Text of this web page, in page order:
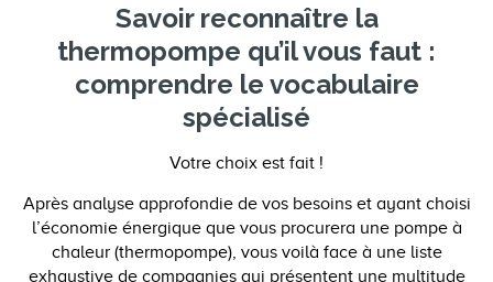
Savoir reconnaître la
thermopompe qu’il vous faut :
comprendre le vocabulaire
spécialisé
Votre choix est fait !
Après analyse approfondie de vos besoins et ayant choisi
l’économie énergique que vous procurera une pompe à
chaleur (thermopompe), vous voilà face à une liste
exhaustive de compagnies qui présentent une multitude